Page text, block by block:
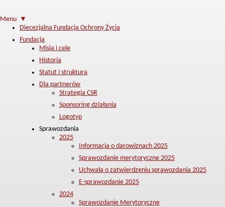
Menu ▼
Diecezjalna Fundacja Ochrony Życia
Fundacja
Misja i cele
Historia
Statut i struktura
Dla partnerów
Strategia CSR
Sponsoring działania
Logotyp
Sprawozdania
2025
Informacja o darowiznach 2025
Sprawozdanie merytoryczne 2025
Uchwała o zatwierdzeniu sprawozdania 2025
E-sprawozdanie 2025
2024
Sprawozdanie Merytoryczne